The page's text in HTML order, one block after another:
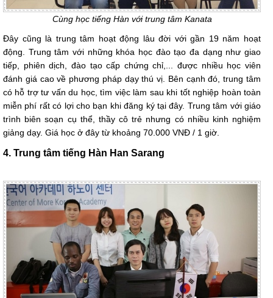
Cùng học tiếng Hàn với trung tâm Kanata
Đây cũng là trung tâm hoạt động lâu đời với gần 19 năm hoạt
động. Trung tâm với những khóa học đào tạo đa dạng như giao
tiếp, phiên dịch, đào tạo cấp chứng chỉ,... được nhiều học viên
đánh giá cao về phương pháp dạy thú vị. Bên cạnh đó, trung tâm
có hỗ trợ tư vấn du học, tìm việc làm sau khi tốt nghiệp hoàn toàn
miễn phí rất có lợi cho bạn khi đăng ký tại đây. Trung tâm với giáo
trình biên soạn cụ thể, thầy cô trẻ nhưng có nhiều kinh nghiệm
giảng dạy. Giá học ở đây từ khoảng 70.000 VNĐ / 1 giờ.
4. Trung tâm tiếng Hàn Han Sarang